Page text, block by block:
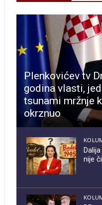
Plenkovićev tv
godina vlasti,
tsunami mržnje
okrznuo
nije